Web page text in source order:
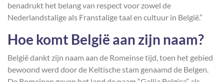
benadrukt het belang van respect voor zowel de
Nederlandstalige als Franstalige taal en cultuur in België.”
Hoe komt België aan zijn naam?
België dankt zijn naam aan de Romeinse tijd, toen het gebied
bewoond werd door de Keltische stam genaamd de Belgen.